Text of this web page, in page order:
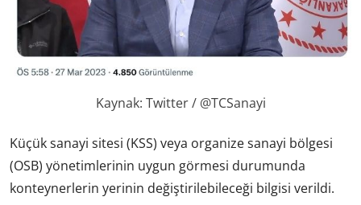
Kaynak: Twitter / @TCSanayi
Küçük sanayi sitesi (KSS) veya organize sanayi bölgesi
(OSB) yönetimlerinin uygun görmesi durumunda
konteynerlerin yerinin değiştirilebileceği bilgisi verildi.